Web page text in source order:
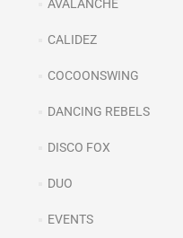
AVALANCHE
CALIDEZ
COCOONSWING
DANCING REBELS
DISCO FOX
DUO
EVENTS